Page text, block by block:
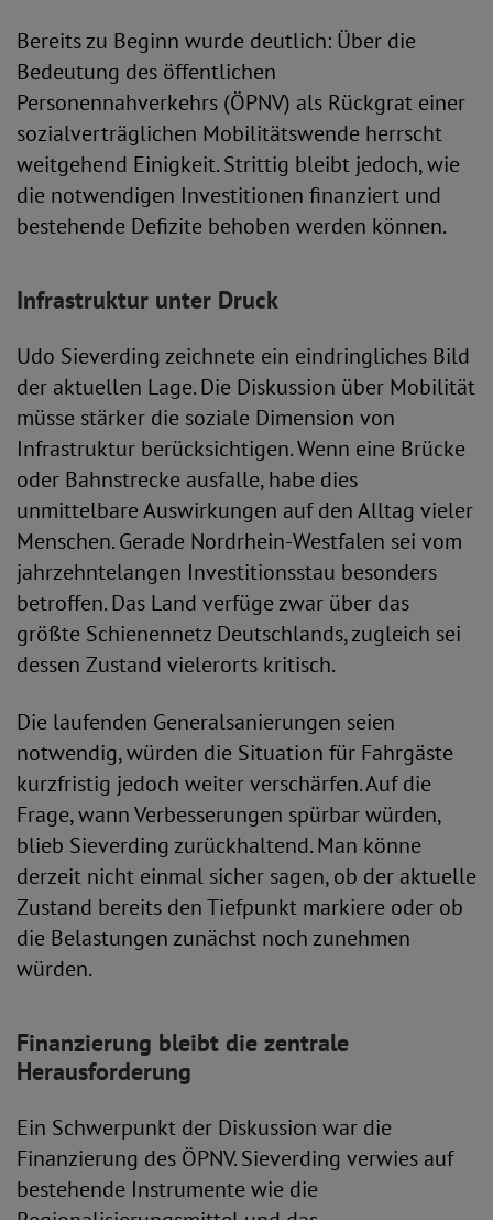
Bereits zu Beginn wurde deutlich: Über die
Bedeutung des öffentlichen
Personennahverkehrs (ÖPNV) als Rückgrat einer
sozialverträglichen Mobilitätswende herrscht
weitgehend Einigkeit. Strittig bleibt jedoch, wie
die notwendigen Investitionen finanziert und
bestehende Defizite behoben werden können.
Infrastruktur unter Druck
Udo Sieverding zeichnete ein eindringliches Bild
der aktuellen Lage. Die Diskussion über Mobilität
müsse stärker die soziale Dimension von
Infrastruktur berücksichtigen. Wenn eine Brücke
oder Bahnstrecke ausfalle, habe dies
unmittelbare Auswirkungen auf den Alltag vieler
Menschen. Gerade Nordrhein-Westfalen sei vom
jahrzehntelangen Investitionsstau besonders
betroffen. Das Land verfüge zwar über das
größte Schienennetz Deutschlands, zugleich sei
dessen Zustand vielerorts kritisch.
Die laufenden Generalsanierungen seien
notwendig, würden die Situation für Fahrgäste
kurzfristig jedoch weiter verschärfen. Auf die
Frage, wann Verbesserungen spürbar würden,
blieb Sieverding zurückhaltend. Man könne
derzeit nicht einmal sicher sagen, ob der aktuelle
Zustand bereits den Tiefpunkt markiere oder ob
die Belastungen zunächst noch zunehmen
würden.
Finanzierung bleibt die zentrale
Herausforderung
Ein Schwerpunkt der Diskussion war die
Finanzierung des ÖPNV. Sieverding verwies auf
bestehende Instrumente wie die